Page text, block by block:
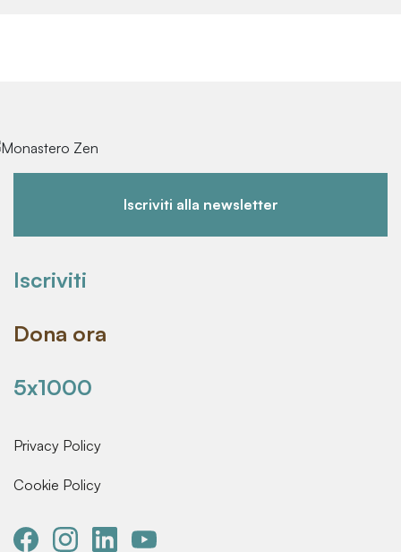
Iscriviti alla newsletter
Iscriviti
Dona ora
5x1000
Privacy Policy
Cookie Policy